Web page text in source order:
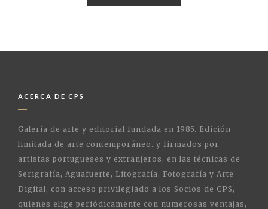
ACERCA DE CPS
Galería de arte y editorial fundada en 1985. Edición
limitada de arte contemporáneo. y firmados por
artistas portugueses y extranjeros, en las técnicas de
Serigrafía, Aguafuerte, Litografía, Fotografía y Arte
Digital, con acceso privilegiado a los Socios de CPS,
quienes elige periódicamente con numerosas ventajas,